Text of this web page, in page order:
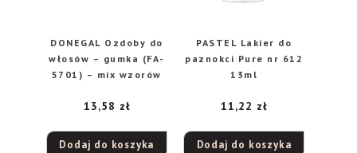
DONEGAL Ozdoby do
włosów – gumka (FA-
5701) – mix wzorów
13,58 zł
Dodaj do koszyka
PASTEL Lakier do
paznokci Pure nr 612
13ml
11,22 zł
Dodaj do koszyka